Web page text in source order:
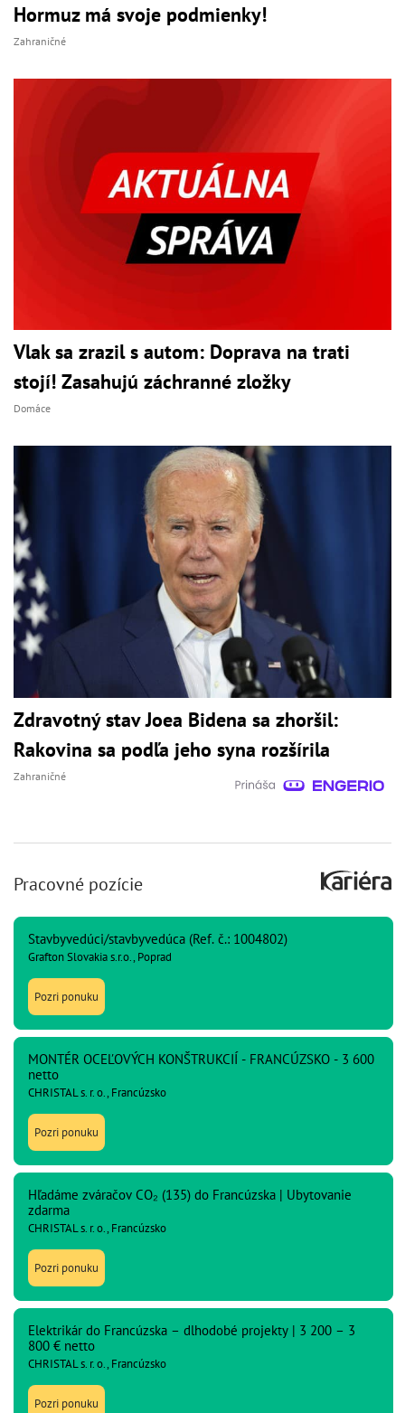
Hormuz má svoje podmienky!
Zahraničné
Vlak sa zrazil s autom: Doprava na trati
stojí! Zasahujú záchranné zložky
Domáce
Zdravotný stav Joea Bidena sa zhoršil:
Rakovina sa podľa jeho syna rozšírila
Zahraničné
Pracovné pozície
Stavbyvedúci/stavbyvedúca (Ref. č.: 1004802)
Grafton Slovakia s.r.o., Poprad
Pozri ponuku
MONTÉR OCEĽOVÝCH KONŠTRUKCIÍ - FRANCÚZSKO - 3 600
netto
CHRISTAL s. r. o., Francúzsko
Pozri ponuku
Hľadáme zváračov CO₂ (135) do Francúzska | Ubytovanie
zdarma
CHRISTAL s. r. o., Francúzsko
Pozri ponuku
Elektrikár do Francúzska – dlhodobé projekty | 3 200 – 3
800 € netto
CHRISTAL s. r. o., Francúzsko
Pozri ponuku